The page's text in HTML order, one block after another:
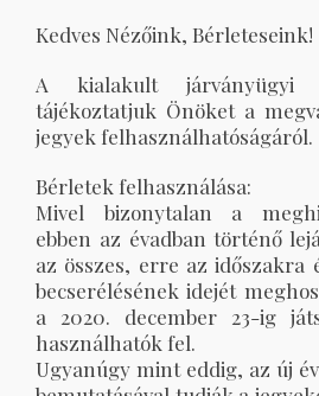
Kedves Nézőink, Bérleteseink!
A kialakult járványügyi
tájékoztatjuk Önöket a
jegyek felhasználhatóságáról.
Bérletek felhasználása:
Mivel bizonytalan a
ebben az évadban történő
az összes, erre az időszakra
becserélésének idejét
a 2020. december 23-ig
használhatók fel.
Ugyanúgy mint eddig, az új